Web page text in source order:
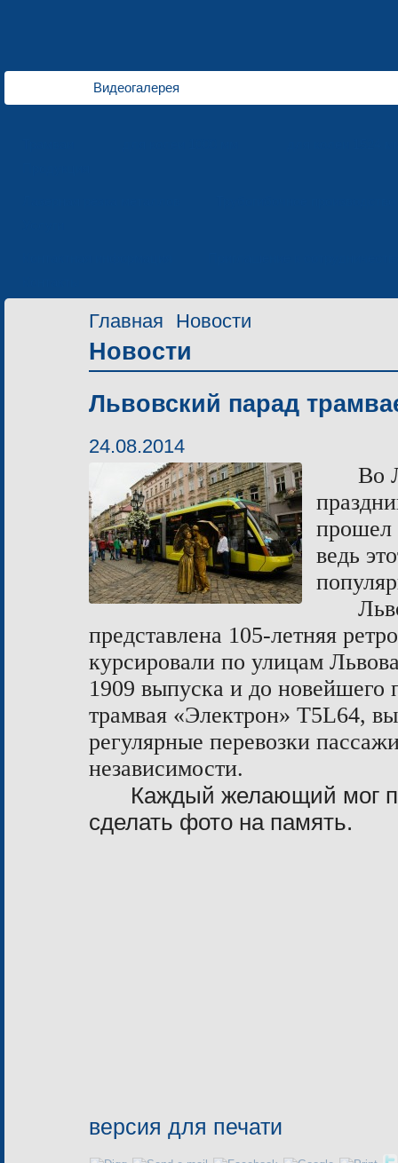
Видеогалерея
Главная Новости
Новости
Львовский парад
24.08.2014
Во
прошел
ведь
представлена 105-летняя
курсировали по улицам
1909 выпуска и до новейшего
трамвая «Электрон» Т5L64,
регулярные перевозки
независимости.
Каждый желающий мог
сделать фото на память.
версия для печати